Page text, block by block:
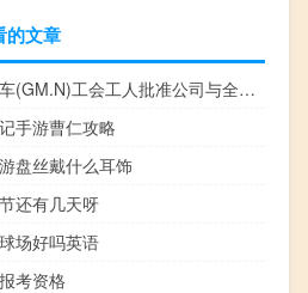
的文章
通用汽车(GM.N)工会工人批准公司与全美汽车工人联合会（UAW）达成的临时劳资协议
手游曹仁攻略
盘丝戴什么耳饰
还有几天呀
场好吗英语
考资格